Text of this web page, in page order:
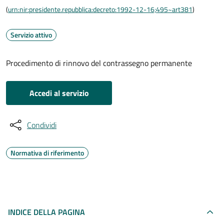
(urn:nir:presidente.repubblica:decreto:1992-12-16;495~art381)
Servizio attivo
Procedimento di rinnovo del contrassegno permanente
Accedi al servizio
Condividi
Normativa di riferimento
INDICE DELLA PAGINA